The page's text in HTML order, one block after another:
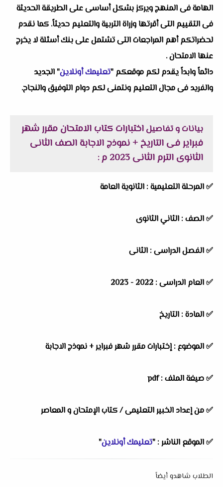
الهامة فى المنهج ويركز بشكل أساسى على الطريقة الحديثة
فى التقييم التى أقرتها وزراة التربية والتعليم حديثاً. كما نقدم
لحضراتكم أهم المراجعات التى تشتمل على بنك أسئلة لا يخرج
عنها الامتحان .
دائماً وابداً يقدم لكم موقعكم "تعليمك أونلاين" الجديد
والفريد فى مجال التعليم ونتمنى لكم دوام التوفيق والنجاح.
بيانات و تفاصيلاختبارات كتاب الامتحان مقرر شهر
فبراير فى التاريخ + نموذج الاجابة الصف الثانى
الثانوى الترم الثانى 2023 م
:
✅ المرحلة التعليمية : الثانوية العامة
✅ الصف : الثاني الثانوى
✅ الفصل الدراسى : الثانى
✅ العام الدراسى : 2022 - 2023
✅ المادة : التاريخ
✅ الموضوع : إختبارات مقرر شهر فبراير + نموذج الاجابة
✅ صيغة الملف : pdf
✅ من إعداد الخبير التعليمى / كتاب الإمتحان و المعاصر
✅ الموقع الناشر : "تعليمك أونلاين"
الطلاب شاهدو أيضاً